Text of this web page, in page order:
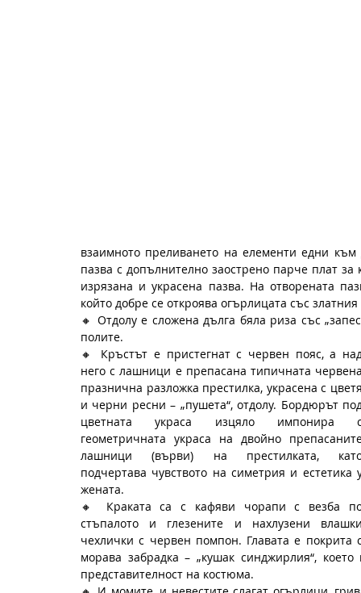
взаимното преливането на елементи едни към
пазва с допълнително заострено парче плат
изрязана и украсена пазва. На отворената
който добре се откроява огърлицата със
🔸 Отдолу е сложена дълга бяла риза със
полите.
🔸 Кръстът е пристегнат с червен пояс, а
него с лашници е препасана типичната червена
празнична разложка престилка, украсена с цветя
и черни ресни – „пушета“, отдолу. Бордюрът
цветната украса изцяло импонира с
геометричната украса на двойно
лашници (върви) на престилката,
подчертава чувството на симетрия и естетика
жената.
🔸 Краката са с кафяви чорапи с везба
стъпалото и глезените и нахлузени влашки
чехлички с червен помпон. Главата е покрита с
морава забрадка – „кушак синджирлия“,
представителност на костюма.